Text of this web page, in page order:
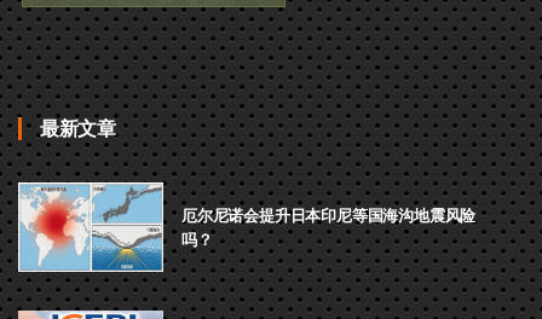
最新文章
厄尔尼诺会提升日本印尼等国海沟地震风险
吗？